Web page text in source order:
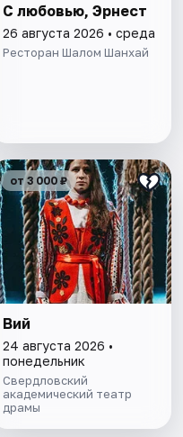
С любовью, Эрнест
26 августа 2026 • среда
Ресторан Шалом Шанхай
от 3 000 ₽
Вий
24 августа 2026 •
понедельник
Свердловский
академический театр
драмы